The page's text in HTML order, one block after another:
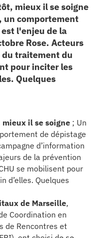
mieux il se soigne
un comportement
l'enjeu de la
Rose. Acteurs
du traitement du
pour inciter les
Quelques
mieux il se soigne ; Un
de dépistage
d’information
de la prévention
se mobilisent pour
d’elles. Quelques
de Marseille,
Coordination en
de Rencontres et